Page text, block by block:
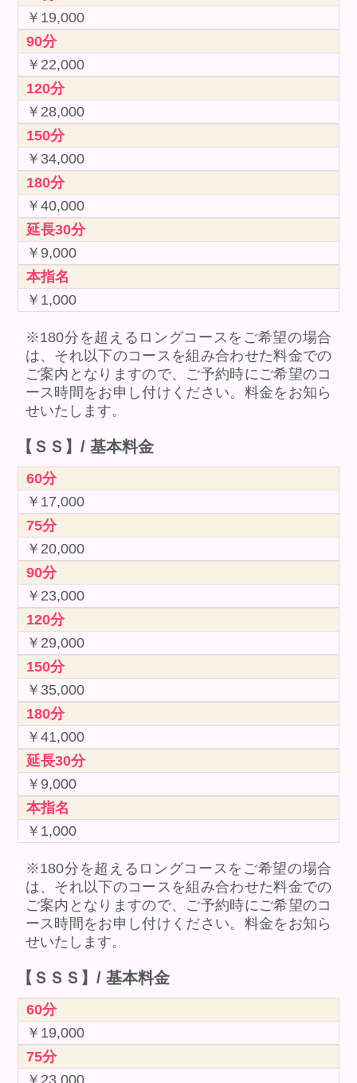
￥19,000
90分
￥22,000
120分
￥28,000
150分
￥34,000
180分
￥40,000
延長30分
￥9,000
本指名
￥1,000
※180分を超えるロングコースをご希望の場合
は、それ以下のコースを組み合わせた料金での
ご案内となりますので、ご予約時にご希望のコ
ース時間をお申し付けください。料金をお知ら
せいたします。
【ＳＳ】/ 基本料金
60分
￥17,000
75分
￥20,000
90分
￥23,000
120分
￥29,000
150分
￥35,000
180分
￥41,000
延長30分
￥9,000
本指名
￥1,000
※180分を超えるロングコースをご希望の場合
は、それ以下のコースを組み合わせた料金での
ご案内となりますので、ご予約時にご希望のコ
ース時間をお申し付けください。料金をお知ら
せいたします。
【ＳＳＳ】/ 基本料金
60分
￥19,000
75分
￥23,000